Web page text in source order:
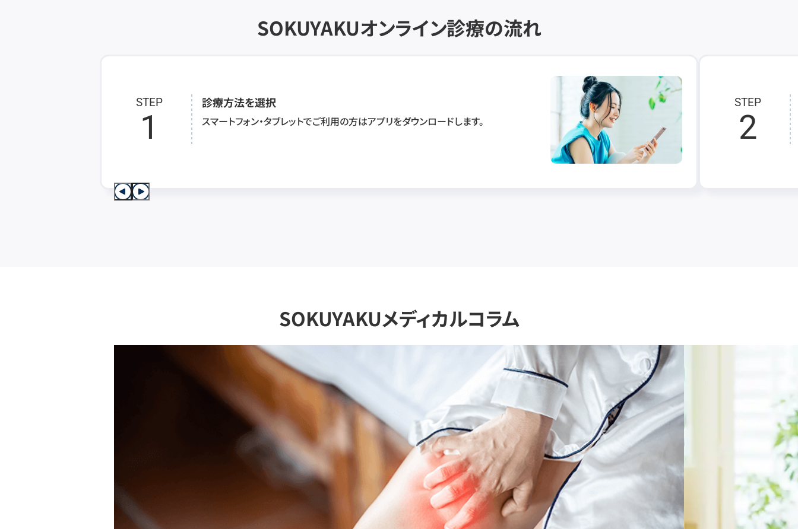
SOKUYAKUオンライン診療の流れ
STEP
1
診療方法を選択
スマートフォン・タブレットでご利用の方はアプリをダウンロードします。
STEP
2
SOKUYAKUメディカルコラム